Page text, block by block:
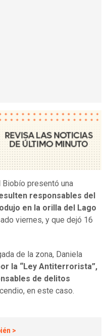
presentó una
responsables del
en la orilla del Lago
viernes, y que dejó 16
de la zona, Daniela
la “Ley Antiterrorista”,
de delitos
en este caso.
>